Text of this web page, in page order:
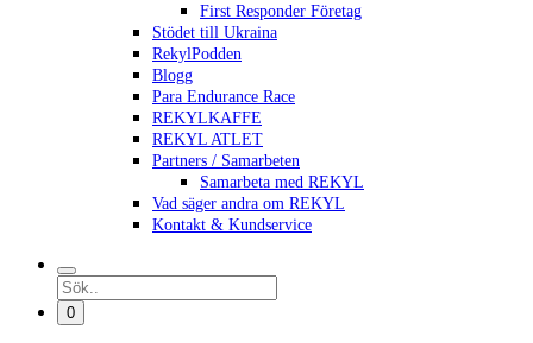
First Responder Företag
Stödet till Ukraina
RekylPodden
Blogg
Para Endurance Race
REKYLKAFFE
REKYL ATLET
Partners / Samarbeten
Samarbeta med REKYL
Vad säger andra om REKYL
Kontakt & Kundservice
0